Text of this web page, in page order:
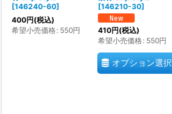
[146240-60]
400円(税込)
希望小売価格: 550円
[146210-30]
410円(税込)
希望小売価格: 550円
オプション選択